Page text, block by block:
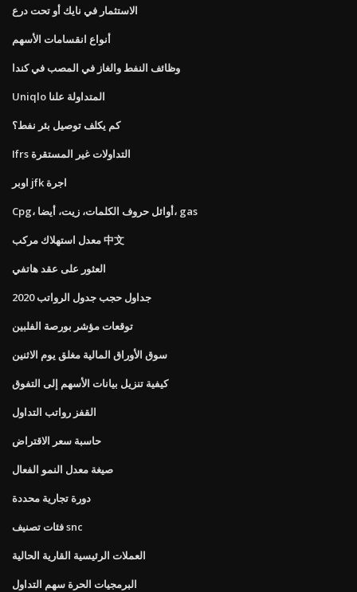
الاستثمار في نايك أو تحت درع
أنواع انقسامات الأسهم
وظائف النفط والغاز في المصب في كندا
Uniqlo المتداولة علنا
كم يكلف توصيل بئر نفط؟
Ifrs التداولات غير المستقرة
اوبر jfk اجرة
Cpg، أوائل حروف الكلمات، زيت، أيضا، gas
معدل استهلاك مركب 中文
العثور على عقد هاتفي
جداول حجب جدول الرواتب 2020
توقعات مؤشر بورصة الفلبين
سوق الأوراق المالية مغلق يوم الاثنين
كيفية تنزيل بيانات الأسهم إلى التفوق
القفز رواتب التداول
حاسبة سعر الاقتراض
صيغة معدل النمو الفعال
دورة تجارية محددة
فئات تصنيف snc
العملات الرئيسية القارية الحالية
البرمجيات الحرة سهم التداول